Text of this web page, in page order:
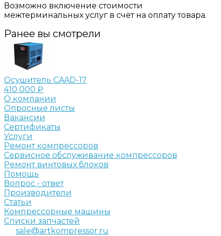
Возможно включение стоимости
межтерминальных услуг в счёт на оплату товара.
Ранее вы смотрели
Осушитель CAAD-17
410 000 ₽
О компании
Опросные листы
Вакансии
Сертификаты
Услуги
Ремонт компрессоров
Сервисное обслуживание компрессоров
Ремонт винтовых блоков
Помощь
Вопрос - ответ
Производители
Статьи
Компрессорные машины
Списки запчастей
sale@artkompressor.ru